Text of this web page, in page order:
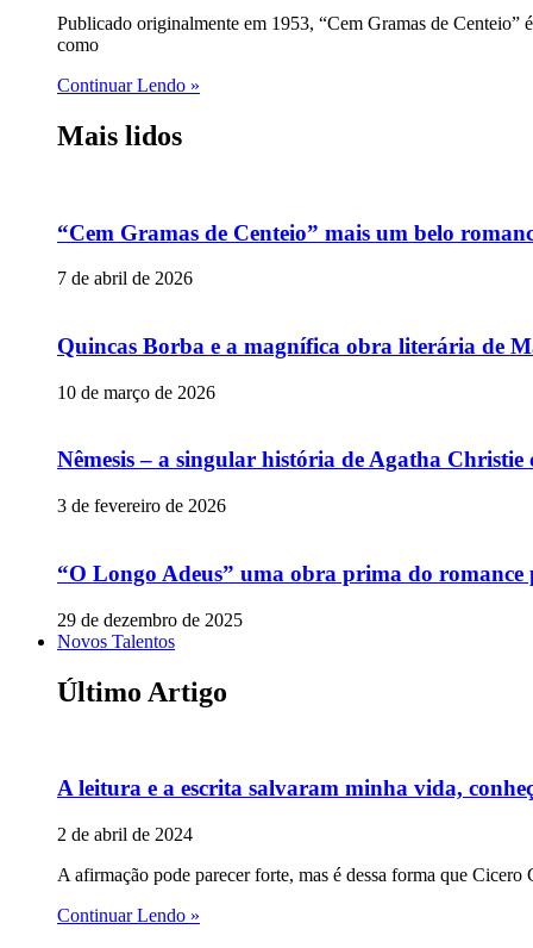
Publicado originalmente em 1953, “Cem Gramas de Centeio”
como
Continuar Lendo »
Mais lidos
“Cem Gramas de Centeio” mais um belo
7 de abril de 2026
Quincas Borba e a magnífica obra literária de
10 de março de 2026
Nêmesis – a singular história de Agatha
3 de fevereiro de 2026
“O Longo Adeus” uma obra prima do
29 de dezembro de 2025
Novos Talentos
Último Artigo
A leitura e a escrita salvaram minha vida,
2 de abril de 2024
A afirmação pode parecer forte, mas é dessa forma que
Continuar Lendo »